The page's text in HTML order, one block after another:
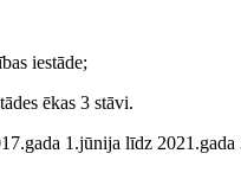
iestāde;
ēkas 3 stāvi.
1.jūnija līdz